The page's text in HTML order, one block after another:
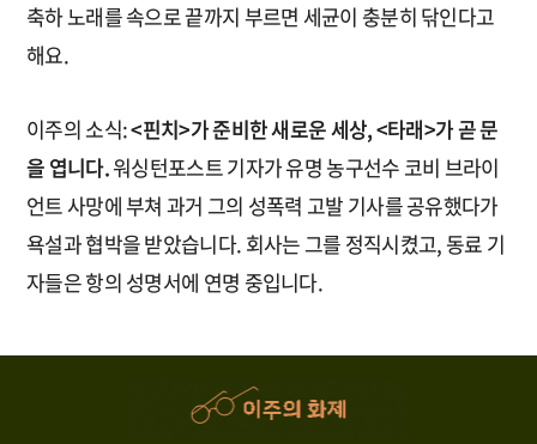
축하 노래를 속으로 끝까지 부르면 세균이 충분히 닦인다고
해요.
이주의 소식:<핀치>가 준비한 새로운 세상, <타래>가 곧 문
을 엽니다.워싱턴포스트 기자가 유명 농구선수 코비 브라이
언트 사망에 부쳐 과거 그의 성폭력 고발 기사를 공유했다가
욕설과 협박을 받았습니다. 회사는 그를 정직시켰고, 동료 기
자들은 항의 성명서에 연명 중입니다.